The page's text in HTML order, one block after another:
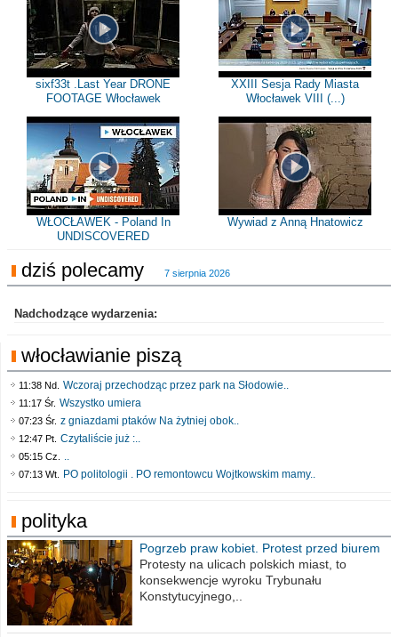
sixf33t .Last Year DRONE
FOOTAGE Włocławek
XXIII Sesja Rady Miasta
Włocławek VIII (...)
WŁOCŁAWEK - Poland In
UNDISCOVERED
Wywiad z Anną Hnatowicz
dziś polecamy 7 sierpnia 2026
Nadchodzące wydarzenia:
włocławianie piszą
11:38 Nd. Wczoraj przechodząc przez park na Słodowie..
11:17 Śr. Wszystko umiera
07:23 Śr. z gniazdami ptaków Na żytniej obok..
12:47 Pt. Czytaliście już :..
05:15 Cz. ..
07:13 Wt. PO politologii . PO remontowcu Wojtkowskim mamy..
polityka
Pogrzeb praw kobiet. Protest przed biurem
poselskim PiS
Protesty na ulicach polskich miast, to
konsekwencje wyroku Trybunału
Konstytucyjnego,..